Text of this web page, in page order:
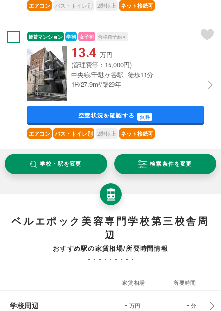
エアコン バス・トイレ別 2階以上 ネット接続可
賃貸マンション 学割 女子割 合格前予約可
13.4 万円
(管理費等：15,000円)
中央線/千駄ケ谷駅 徒歩11分
1R/27.9m²/築29年
空室状況を確認する 無料
エアコン バス・トイレ別 2階以上 ネット接続可
学校・駅を変更 検索条件を変更
ベルエポック美容専門学校第三校舎周
辺
おすすめ駅の家賃相場/所要時間情報
家賃相場 所要時間
学校周辺 - 万円 - 分